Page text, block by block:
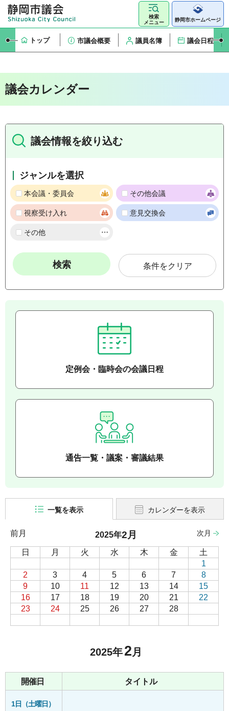
検索
メニュー
静岡市ホームページ
トップ 市議会概要 議員名簿 議会日程
議会カレンダー
議会情報を絞り込む
ジャンルを選択
本会議・委員会 その他会議
視察受け入れ 意見交換会
その他
条件をクリア
定例会・臨時会の会議日程
通告一覧・議案・審議結果
一覧を表示 カレンダーを表示
2025年2月
前月 次月
日 月 火 水 木 金
土
1
2
3 4 5 6 7
8
9
10 11 12 13 14
15
16
17 18 19 20 21
22
23
24 25 26 27 28
2025年2 月
開催日 タイトル
1日（土曜日）